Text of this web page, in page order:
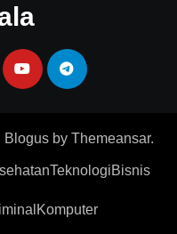
Blogus by Themeansar.
TeknologiBisnis
Komputer